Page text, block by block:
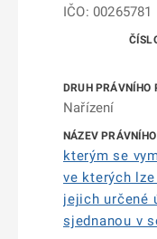
IČO: 00265781
Nařízení
kterým se
ve kterých
jejich určené
sjednanou v